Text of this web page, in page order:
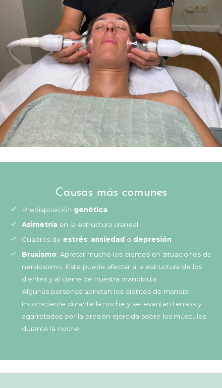
Causas más comunes
Predisposición genética
Asimetría en la estructura craneal
Cuadros de estrés, ansiedad o depresión
Bruxismo: Apretar mucho los dientes en situaciones de
nerviosismo. Este puede afectar a la estructura de los
dientes y al cierre de nuestra mandíbula.
Algunas personas aprietan los dientes de manera
inconsciente durante la noche y se levantan tensos y
agarrotados por la presión ejercida sobre los músculos
durante la noche.